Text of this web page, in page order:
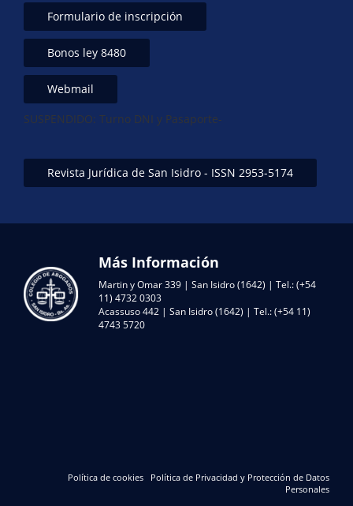
Formulario de inscripción
Bonos ley 8480
Webmail
SUSPENDIDO: Turno DNI y Pasaporte-
Revista Jurídica de San Isidro - ISSN 2953-5174
Más Información
Martin y Omar 339 | San Isidro (1642) | Tel.: (+54
11) 4732 0303
Acassuso 442 | San Isidro (1642) | Tel.: (+54 11)
4743 5720
Política de cookies
Política de Privacidad y Protección de Datos
Personales